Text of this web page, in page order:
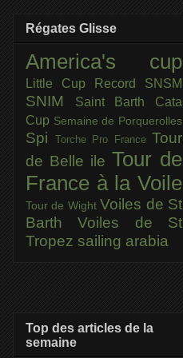
Régates Glisse
America's cup
Little Cup Record SNSM
SNIM
Saint Barth Cata
Cup Semaine de Porquerolles
Spi Torche Pro France Tour
de Belle ile Tour de
France à la Voile
Tour de Wight Voiles de St
BarthVoiles de St
Tropez sailing arabia
Top des articles de la
semaine